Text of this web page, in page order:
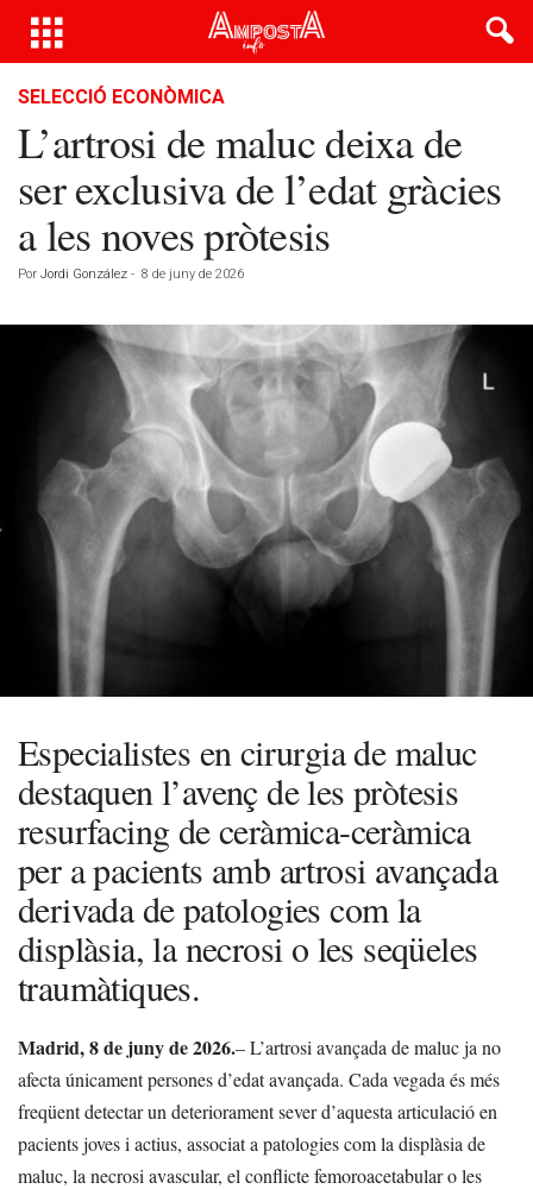
SELECCIÓ ECONÒMICA
L’artrosi de maluc deixa de
ser exclusiva de l’edat gràcies
a les noves pròtesis
Por Jordi González - 8 de juny de 2026
Especialistes en cirurgia de maluc
destaquen l’avenç de les pròtesis
resurfacing de ceràmica-ceràmica
per a pacients amb artrosi avançada
derivada de patologies com la
displàsia, la necrosi o les seqüeles
traumàtiques.
Madrid, 8 de juny de 2026.– L’artrosi avançada de maluc ja no
afecta únicament persones d’edat avançada. Cada vegada és més
freqüent detectar un deteriorament sever d’aquesta articulació en
pacients joves i actius, associat a patologies com la displàsia de
maluc, la necrosi avascular, el conflicte femoroacetabular o les